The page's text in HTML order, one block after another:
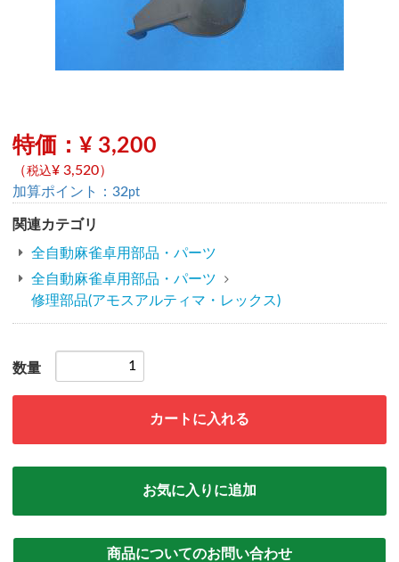
特価：¥ 3,200
（税込¥ 3,520）
加算ポイント： 32pt
関連カテゴリ
全自動麻雀卓用部品・パーツ
全自動麻雀卓用部品・パーツ
修理部品(アモスアルティマ・レックス)
数量
カートに入れる
お気に入りに追加
商品についてのお問い合わせ